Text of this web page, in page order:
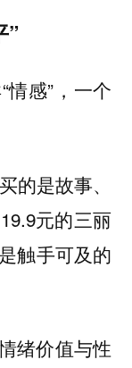
”
感”，一个
的是故事、
元的三丽
触手可及的
绪价值与性